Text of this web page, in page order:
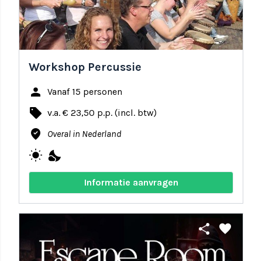
Workshop Percussie
person Vanaf 15 personen
local_offer v.a. € 23,50 p.p. (incl. btw)
where_to_vote Overal in Nederland
wb_sunny nights_stay
Informatie aanvragen
share favorite